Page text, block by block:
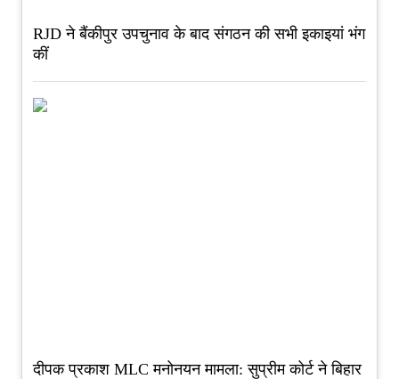
RJD ने बैंकीपुर उपचुनाव के बाद संगठन की सभी इकाइयां भंग
कीं
दीपक प्रकाश MLC मनोनयन मामला: सुप्रीम कोर्ट ने बिहार